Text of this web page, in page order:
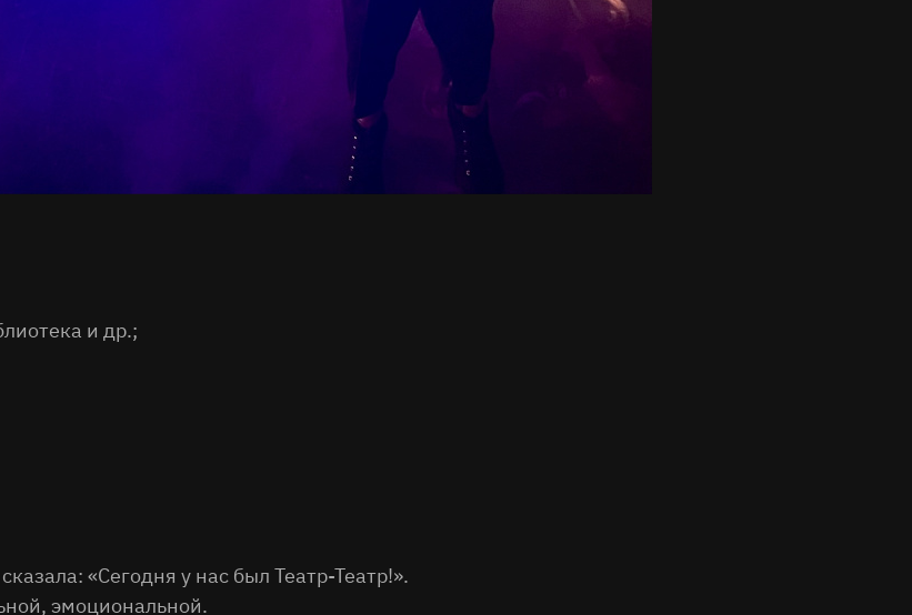
и др.;
«Сегодня у нас был Театр-Театр!».
эмоциональной.